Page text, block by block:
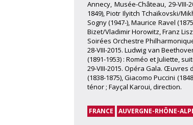
Annecy, Musée-Château, 29-
1849), Piotr Ilyitch Tchaïkovski/
Sogny (1947-), Maurice Ravel
Bizet/Vladimir Horowitz, Franz
Soirées Orchestre
28-VIII-2015. Ludwig van
(1891-1953) : Roméo et Juliette,
29-VIII-2015. Opéra Gala. Œuvres
(1838-1875), Giacomo Puccini
ténor ; Fayçal Karoui, direction.
FRANCE AUVERGNE-RHÔNE-